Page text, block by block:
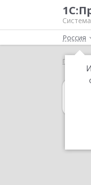
Россия
Главная